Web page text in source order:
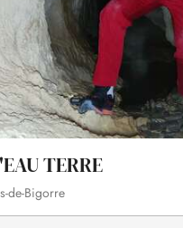
TERRE
de-Bigorre